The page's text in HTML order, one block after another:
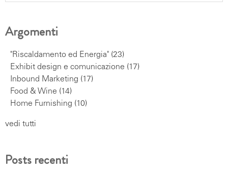
Argomenti
"Riscaldamento ed Energia" (23)
Exhibit design e comunicazione (17)
Inbound Marketing (17)
Food & Wine (14)
Home Furnishing (10)
vedi tutti
Posts recenti